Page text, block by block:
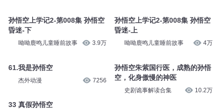
孙悟空上学记2-第008集 孙悟空
昏迷-下
呦呦鹿鸣儿童睡前故事 3.9万
61.我是孙悟空
杰外动漫 7256
33 真假孙悟空
孙悟空上学记2-第008集 孙悟空
昏迷-上
呦呦鹿鸣儿童睡前故事 4万
孙悟空朱紫国行医，成熟的孙悟
空，化身傲慢的神医
史剧诡事解读合集 10.2万